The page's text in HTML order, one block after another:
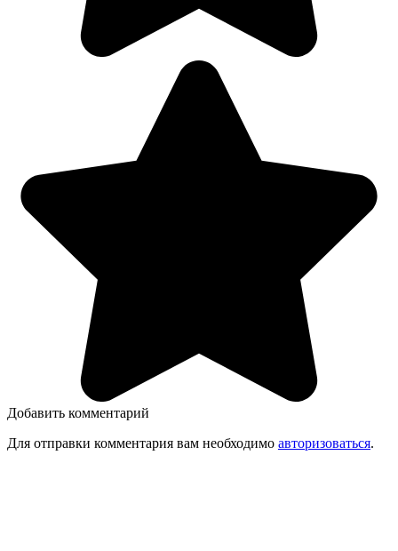
Добавить комментарий
Для отправки комментария вам необходимо авторизоваться.